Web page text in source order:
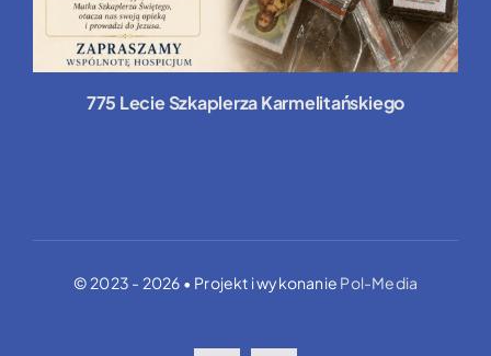
775 Lecie Szkaplerza Karmelitańskiego
© 2023 - 2026 • Projekt i wykonanie Pol-Media